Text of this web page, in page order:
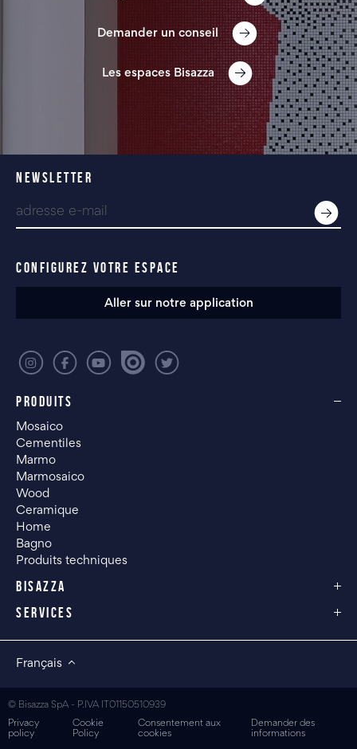
Demander un conseil
Les espaces Bisazza
PRODUITS
Mosaico
Cementiles
Marmo
Marmosaico
Wood
Ceramique
Home
Bagno
Produits techniques
BISAZZA
SERVICES
NEWSLETTER
CONFIGUREZ VOTRE ESPACE
Aller sur notre application
Français
© Bisazza SpA - P.IVA IT01150510939
Privacy
policy
Cookie
Policy
Consentement aux
cookies
Demander des
informations